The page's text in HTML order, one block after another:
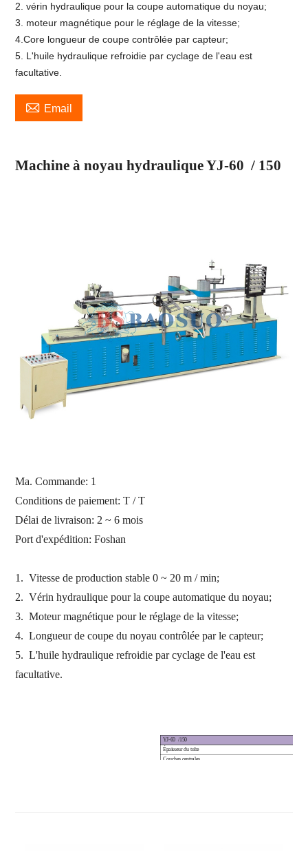
2. vérin hydraulique pour la coupe automatique du noyau;
3. moteur magnétique pour le réglage de la vitesse;
4.Core longueur de coupe contrôlée par capteur;
5. L'huile hydraulique refroidie par cyclage de l'eau est
facultative.
 Email
Machine à noyau hydrauliqueYJ-60 / 150
Ma. Commande: 1
Conditions de paiement: T / T
Délai de livraison: 2 ~ 6 mois
Port d'expédition:Foshan
1.Vitesse de production stable 0 ~ 20 m / min;
2.Vérin hydraulique pour la coupe automatique du noyau;
3.Moteur magnétique pour le réglage de la vitesse;
4.Longueur de coupe du noyau contrôlée par le capteur;
5.L'huile hydraulique refroidie par cyclage de l'eau est
facultative.
YJ-60 /150
Épaisseur du tube
Couches centrales